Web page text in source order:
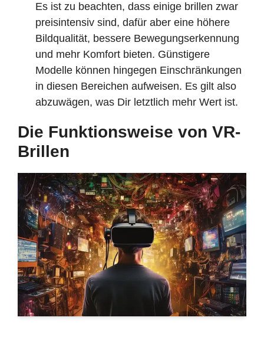
Es ist zu beachten, dass einige brillen zwar
preisintensiv sind, dafür aber eine höhere
Bildqualität, bessere Bewegungserkennung
und mehr Komfort bieten. Günstigere
Modelle können hingegen Einschränkungen
in diesen Bereichen aufweisen. Es gilt also
abzuwägen, was Dir letztlich mehr Wert ist.
Die Funktionsweise von VR-
Brillen